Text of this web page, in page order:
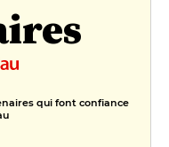
qui font confiance